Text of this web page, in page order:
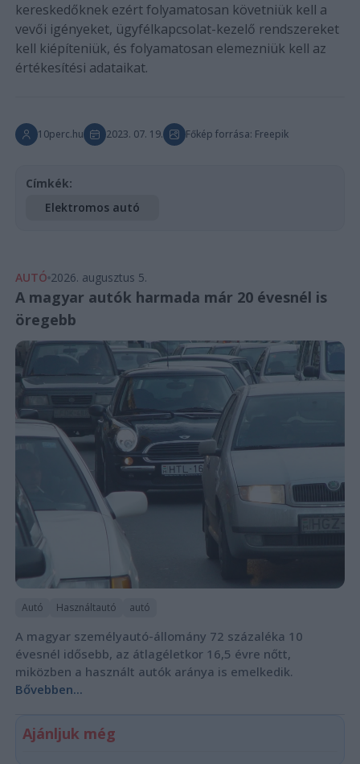
kereskedőknek ezért folyamatosan követniük kell a
vevői igényeket, ügyfélkapcsolat-kezelő rendszereket
kell kiépíteniük, és folyamatosan elemezniük kell az
értékesítési adataikat.
10perc.hu 2023. 07. 19. Főkép forrása: Freepik
Címkék:
Elektromos autó
AUTÓ 2026. augusztus 5.
A magyar autók harmada már 20 évesnél is
öregebb
Autó Használtautó autó
A magyar személyautó-állomány 72 százaléka 10
évesnél idősebb, az átlagéletkor 16,5 évre nőtt,
miközben a használt autók aránya is emelkedik.
Bővebben...
Ajánljuk még